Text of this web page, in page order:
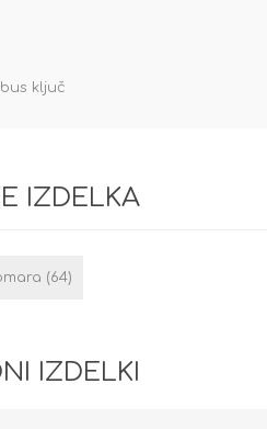
ključ
IZDELKA
(64)
IZDELKI